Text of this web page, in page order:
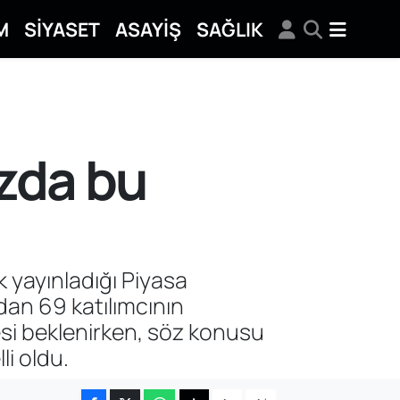
SİYASET ASAYİŞ SAĞLIK
bu
Piyasa
69 katılımcının
beklenirken, söz konusu
oldu.